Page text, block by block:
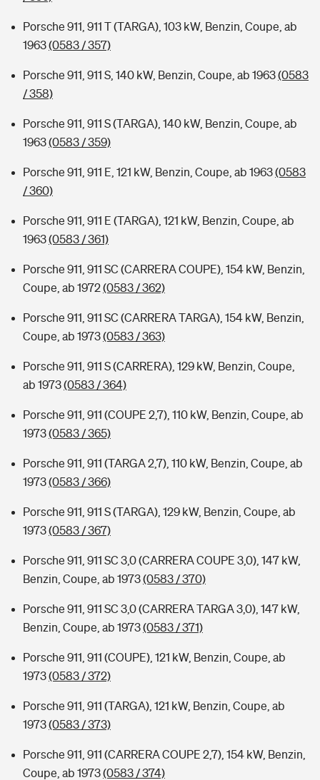
Porsche 911, 911 T (TARGA), 103 kW, Benzin, Coupe, ab
1963(0583 / 357)
Porsche 911, 911 S, 140 kW, Benzin, Coupe, ab 1963(0583
/ 358)
Porsche 911, 911 S (TARGA), 140 kW, Benzin, Coupe, ab
1963(0583 / 359)
Porsche 911, 911 E, 121 kW, Benzin, Coupe, ab 1963(0583
/ 360)
Porsche 911, 911 E (TARGA), 121 kW, Benzin, Coupe, ab
1963(0583 / 361)
Porsche 911, 911 SC (CARRERA COUPE), 154 kW, Benzin,
Coupe, ab 1972(0583 / 362)
Porsche 911, 911 SC (CARRERA TARGA), 154 kW, Benzin,
Coupe, ab 1973(0583 / 363)
Porsche 911, 911 S (CARRERA), 129 kW, Benzin, Coupe,
ab 1973(0583 / 364)
Porsche 911, 911 (COUPE 2,7), 110 kW, Benzin, Coupe, ab
1973(0583 / 365)
Porsche 911, 911 (TARGA 2,7), 110 kW, Benzin, Coupe, ab
1973(0583 / 366)
Porsche 911, 911 S (TARGA), 129 kW, Benzin, Coupe, ab
1973(0583 / 367)
Porsche 911, 911 SC 3,0 (CARRERA COUPE 3,0), 147 kW,
Benzin, Coupe, ab 1973(0583 / 370)
Porsche 911, 911 SC 3,0 (CARRERA TARGA 3,0), 147 kW,
Benzin, Coupe, ab 1973(0583 / 371)
Porsche 911, 911 (COUPE), 121 kW, Benzin, Coupe, ab
1973(0583 / 372)
Porsche 911, 911 (TARGA), 121 kW, Benzin, Coupe, ab
1973(0583 / 373)
Porsche 911, 911 (CARRERA COUPE 2,7), 154 kW, Benzin,
Coupe, ab 1973(0583 / 374)